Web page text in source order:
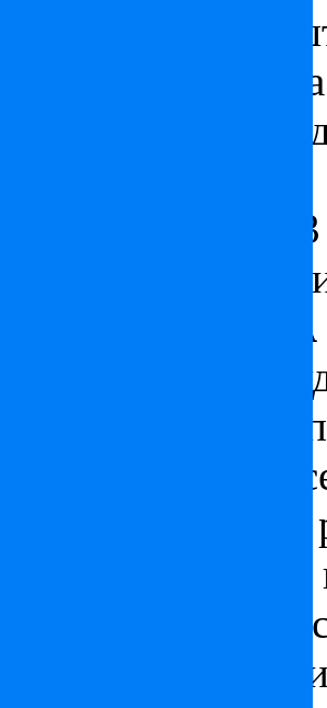
когда города
Буда и Обуда –
прекрасный
В Будапеште –
престижных из
БУДА И ОБУДА
– часть
берегу Дуная. В
Буда. Первые
веке. Во
Венгрии
Паннония. На
римское